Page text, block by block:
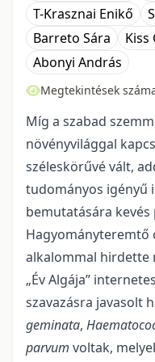
T-Krasznai Enikő
Barreto Sára
Kiss
Abonyi András
Megtekintések
Míg a szabad
növényvilággal
széleskörűvé vált,
tudományos igényű
bemutatására
Hagyományteremtő
alkalommal hirdette
„Év Algája”
szavazásra javasolt
geminata,
parvum voltak,